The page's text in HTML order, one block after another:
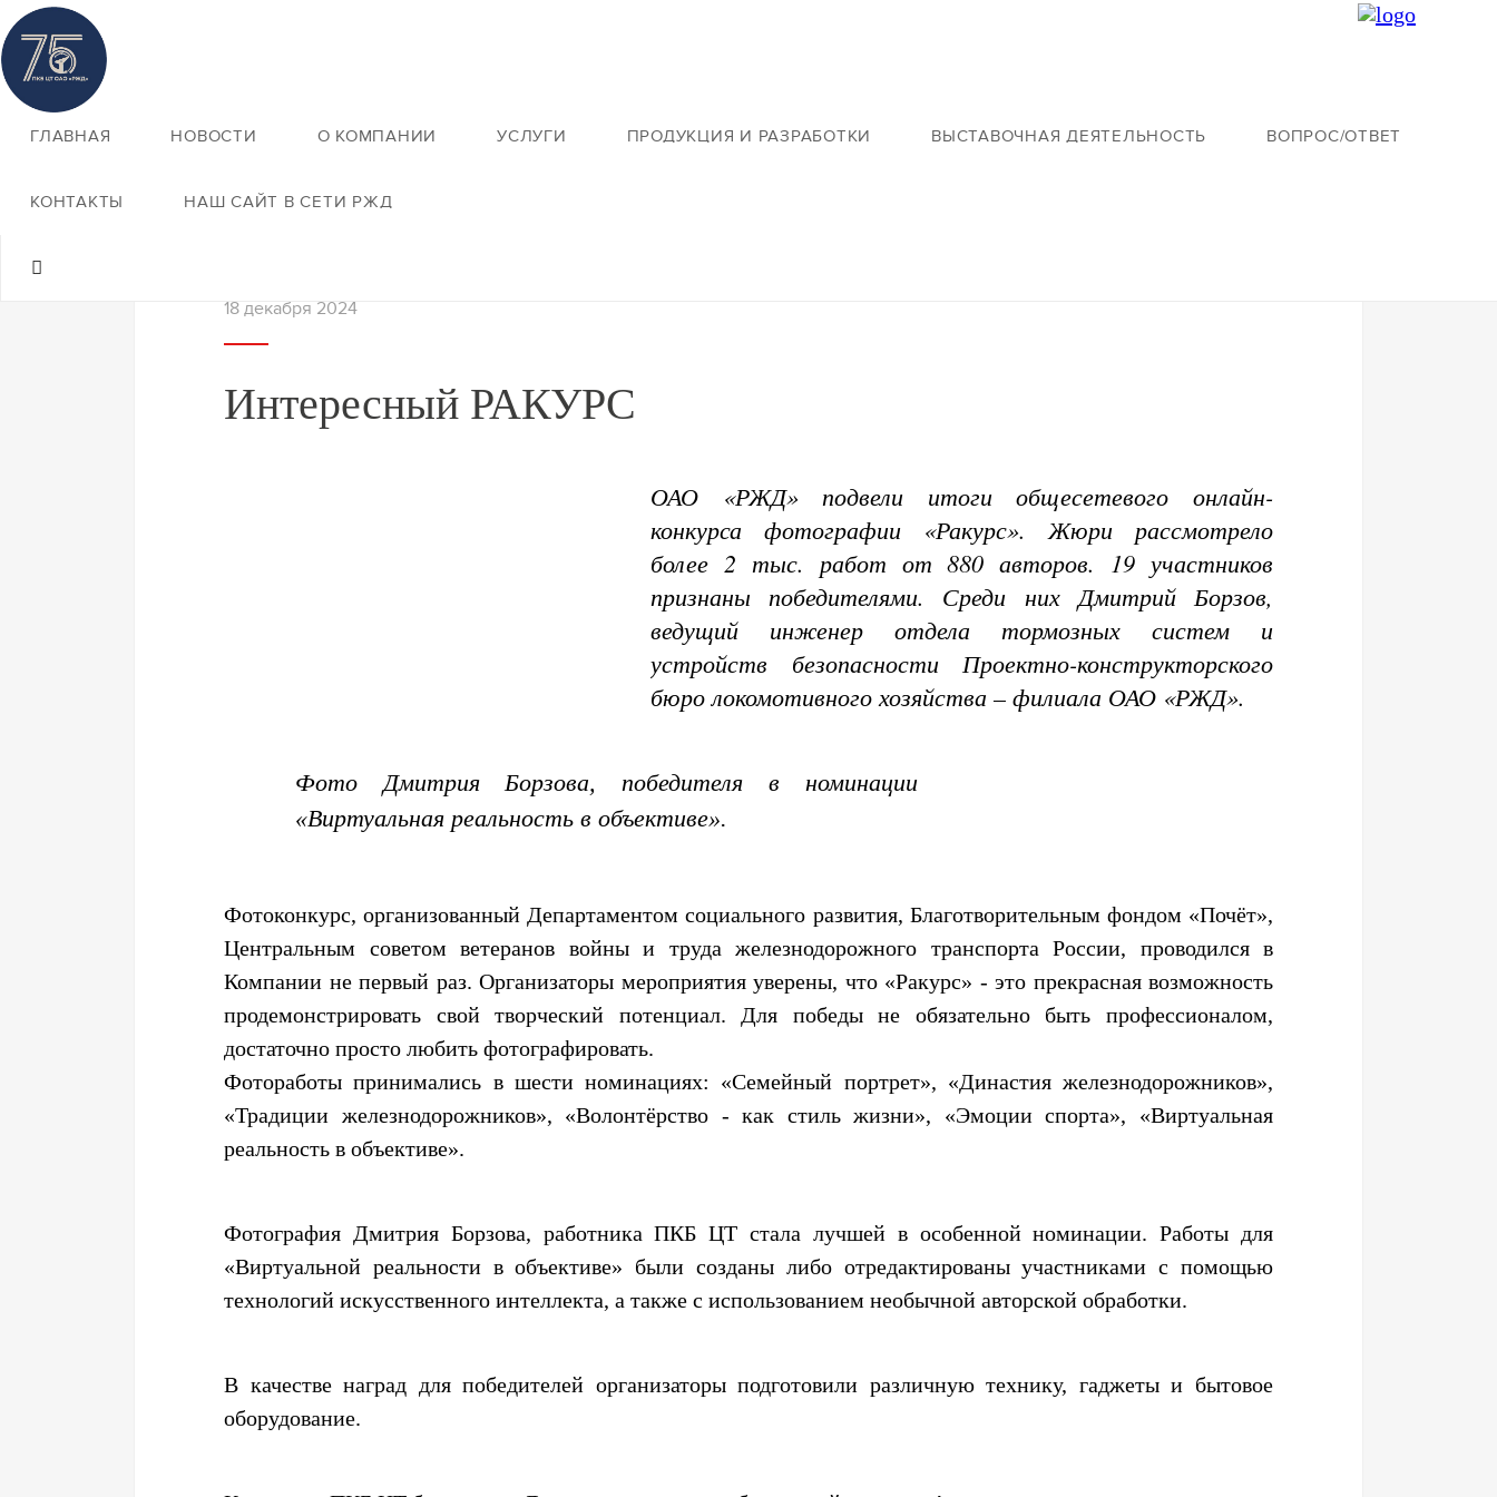
ГЛАВНАЯ НОВОСТИ О КОМПАНИИ УСЛУГИ ПРОДУКЦИЯ И РАЗРАБОТКИ ВЫСТАВОЧНАЯ ДЕЯТЕЛЬНОСТЬ ВОПРОС/ОТВЕТ
КОНТАКТЫ НАШ САЙТ В СЕТИ РЖД
18 декабря 2024
Интересный РАКУРС
ОАО «РЖД» подвели итоги общесетевого онлайн-
конкурса фотографии «Ракурс». Жюри рассмотрело
более 2 тыс. работ от 880 авторов. 19 участников
признаны победителями. Среди них Дмитрий Борзов,
ведущий инженер отдела тормозных систем и
устройств безопасности Проектно-конструкторского
бюро локомотивного хозяйства – филиала ОАО «РЖД».
Фото Дмитрия Борзова, победителя в номинации
«Виртуальная реальность в объективе».
Фотоконкурс, организованный Департаментом социального развития, Благотворительным фондом «Почёт»,
Центральным советом ветеранов войны и труда железнодорожного транспорта России, проводился в
Компании не первый раз. Организаторы мероприятия уверены, что «Ракурс» - это прекрасная возможность
продемонстрировать свой творческий потенциал. Для победы не обязательно быть профессионалом,
достаточно просто любить фотографировать.
Фотоработы принимались в шести номинациях: «Семейный портрет», «Династия железнодорожников»,
«Традиции железнодорожников», «Волонтёрство - как стиль жизни», «Эмоции спорта», «Виртуальная
реальность в объективе».
Фотография Дмитрия Борзова, работника ПКБ ЦТ стала лучшей в особенной номинации. Работы для
«Виртуальной реальности в объективе» были созданы либо отредактированы участниками с помощью
технологий искусственного интеллекта, а также с использованием необычной авторской обработки.
В качестве наград для победителей организаторы подготовили различную технику, гаджеты и бытовое
оборудование.